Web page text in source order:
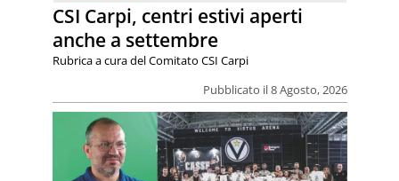
CSI Carpi, centri estivi aperti
anche a settembre
Pubblicato il 8 Agosto, 2026
Rubrica a cura del Comitato CSI Carpi